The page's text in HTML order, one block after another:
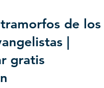
de los
|
gratis